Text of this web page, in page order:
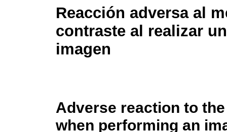
Reacción adversa al
contraste al realizar
imagen
Adverse reaction to
when performing an